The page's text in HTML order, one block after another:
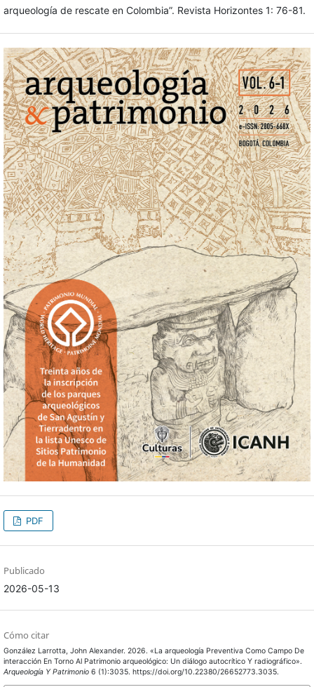
arqueología de rescate en Colombia”. Revista Horizontes 1: 76-81.
PDF
Publicado
2026-05-13
Cómo citar
González Larrotta, John Alexander. 2026. «La arqueología Preventiva Como Campo De
interacción En Torno Al Patrimonio arqueológico: Un diálogo autocrítico Y radiográfico».
Arqueología Y Patrimonio6 (1):3035. https://doi.org/10.22380/26652773.3035.